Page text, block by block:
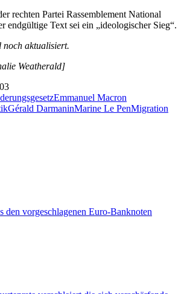
rechten Partei Rassemblement National
endgültige Text sei ein „ideologischer Sieg“.
aktualisiert.
Weatherald]
Emmanuel Macron
Gérald DarmaninMarine Le PenMigration
den vorgeschlagenen Euro-Banknoten